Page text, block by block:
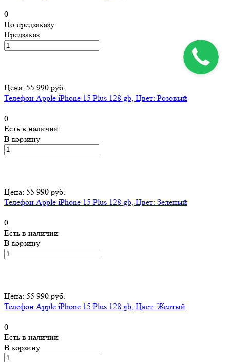
0
По предзаказу
Предзаказ
Цена: 55 990 руб.
Телефон Apple iPhone 15 Plus 128 gb, Цвет: Розовый
0
Есть в наличии
В корзину
Цена: 55 990 руб.
Телефон Apple iPhone 15 Plus 128 gb, Цвет: Зеленый
0
Есть в наличии
В корзину
Цена: 55 990 руб.
Телефон Apple iPhone 15 Plus 128 gb, Цвет: Желтый
0
Есть в наличии
В корзину